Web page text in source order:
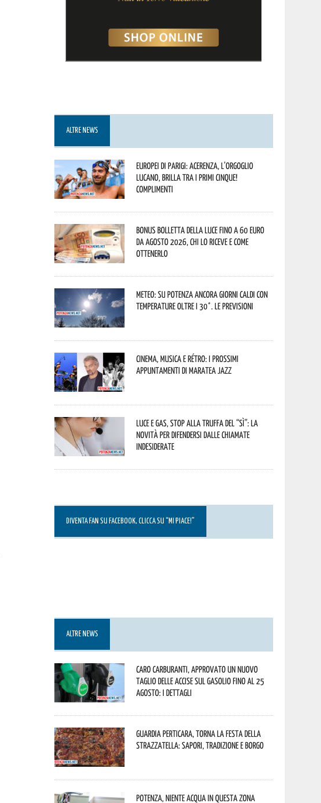
ALTRE NEWS
Europei di Parigi: Acerenza, l’orgoglio
lucano, brilla tra i primi cinque!
Complimenti
Bonus bolletta della luce fino a 60 euro
da agosto 2026, chi lo riceve e come
ottenerlo
Meteo: su Potenza ancora giorni caldi con
temperature oltre i 30°. Le previsioni
Cinema, musica e rétro: i prossimi
appuntamenti di Maratea Jazz
Luce e gas, stop alla truffa del “Sì”: la
novità per difendersi dalle chiamate
indesiderate
DIVENTA FAN SU FACEBOOK, CLICCA SU “MI PIACE!”
ALTRE NEWS
Caro carburanti, approvato un nuovo
taglio delle accise sul gasolio fino al 25
agosto: i dettagli
Guardia Perticara, torna la Festa della
Strazzatella: sapori, tradizione e borgo
Potenza, niente acqua in questa zona